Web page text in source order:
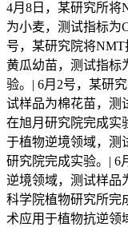
4月8日，某研究所将
为小麦，测试指标为
号，某研究院将
黄瓜幼苗，测试指标
验。| 6月2号，某研
试样品为棉花苗，测
在旭月研究院完成实
于植物逆境领域，测
研究院完成实验。| 6
逆境领域，测试样品
科学院植物研究所完
术应用于植物抗逆领